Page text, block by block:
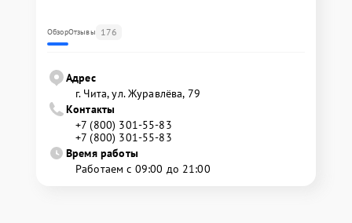
ОбзорОтзывы 176
Адрес
г. Чита, ул. Журавлёва, 79
Контакты
+7 (800) 301-55-83
+7 (800) 301-55-83
Время работы
Работаем с 09:00 до 21:00